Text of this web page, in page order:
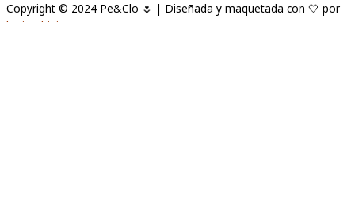
Copyright © 2024 Pe&Clo 🌷 | Diseñada y maquetada con 🤍 por
lopipedrini